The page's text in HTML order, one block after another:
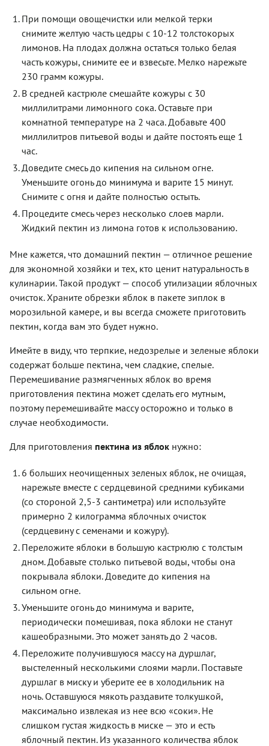
При помощи овощечистки или мелкой терки
снимите желтую часть цедры с 10-12 толстокорых
лимонов. На плодах должна остаться только белая
часть кожуры, снимите ее и взвесьте. Мелко нарежьте
230 грамм кожуры.
В средней кастрюле смешайте кожуры с 30
миллилитрами лимонного сока. Оставьте при
комнатной температуре на 2 часа. Добавьте 400
миллилитров питьевой воды и дайте постоять еще 1
час.
Доведите смесь до кипения на сильном огне.
Уменьшите огонь до минимума и варите 15 минут.
Снимите с огня и дайте полностью остыть.
Процедите смесь через несколько слоев марли.
Жидкий пектин из лимона готов к использованию.
Мне кажется, что домашний пектин — отличное решение
для экономной хозяйки и тех, кто ценит натуральность в
кулинарии. Такой продукт — способ утилизации яблочных
очисток. Храните обрезки яблок в пакете зиплок в
морозильной камере, и вы всегда сможете приготовить
пектин, когда вам это будет нужно.
Имейте в виду, что терпкие, недозрелые и зеленые яблоки
содержат больше пектина, чем сладкие, спелые.
Перемешивание размягченных яблок во время
приготовления пектина может сделать его мутным,
поэтому перемешивайте массу осторожно и только в
случае необходимости.
Для приготовления пектина из яблок нужно:
6 больших неочищенных зеленых яблок, не очищая,
нарежьте вместе с сердцевиной средними кубиками
(со стороной 2,5-3 сантиметра) или используйте
примерно 2 килограмма яблочных очисток
(сердцевину с семенами и кожуру).
Переложите яблоки в большую кастрюлю с толстым
дном. Добавьте столько питьевой воды, чтобы она
покрывала яблоки. Доведите до кипения на
сильном огне.
Уменьшите огонь до минимума и варите,
периодически помешивая, пока яблоки не станут
кашеобразными. Это может занять до 2 часов.
Переложите получившуюся массу на дуршлаг,
выстеленный несколькими слоями марли. Поставьте
дуршлаг в миску и уберите ее в холодильник на
ночь. Оставшуюся мякоть раздавите толкушкой,
максимально извлекая из нее всю «соки». Не
слишком густая жидкость в миске — это и есть
яблочный пектин. Из указанного количества яблок